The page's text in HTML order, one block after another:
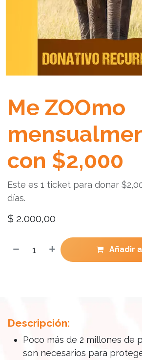
Me ZOOmo
con $2,000
Este es 1 ticket para donar
días.
$ 2.000,00
Añadir
Descripción:
Poco más de 2 millones de
son necesarios para